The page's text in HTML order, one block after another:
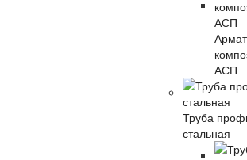
АСП
Труба
стальная